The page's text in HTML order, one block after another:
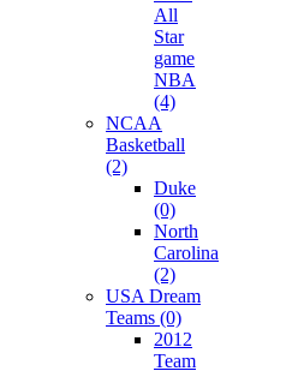
All
Star
game
NBA
(4)
NCAA
Basketball
(2)
Duke
(0)
North
Carolina
(2)
USA Dream
Teams (0)
2012
Team